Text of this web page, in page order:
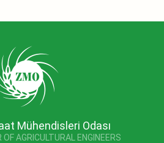
Mühendisleri Odası
AGRICULTURAL ENGINEERS